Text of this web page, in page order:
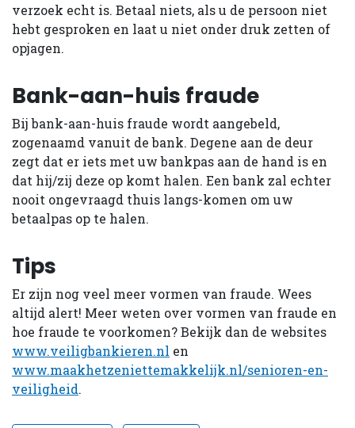
verzoek echt is. Betaal niets, als u de persoon niet
hebt gesproken en laat u niet onder druk zetten of
opjagen.
Bank-aan-huis fraude
Bij bank-aan-huis fraude wordt aangebeld,
zogenaamd vanuit de bank. Degene aan de deur
zegt dat er iets met uw bankpas aan de hand is en
dat hij/zij deze op komt halen. Een bank zal echter
nooit ongevraagd thuis langs-komen om uw
betaalpas op te halen.
Tips
Er zijn nog veel meer vormen van fraude. Wees
altijd alert! Meer weten over vormen van fraude en
hoe fraude te voorkomen? Bekijk dan de websites
www.veiligbankieren.nl en
www.maakhetzeniettemakkelijk.nl/senioren-en-
veiligheid.